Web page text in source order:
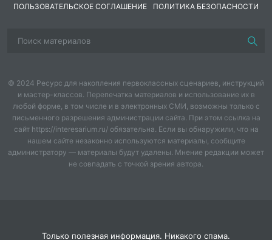
ПОЛЬЗОВАТЕЛЬСКОЕ СОГЛАШЕНИЕ
ПОЛИТИКА БЕЗОПАСНОСТИ
© 2024 Ресурс для накопления первоклассных сценариев, инструкций
и мастер-классов. Перепечатка материалов и использование их в
любой форме, в том числе и в электронных СМИ, возможны только с
письменного разрешения администрации сайта. При этом ссылка на
сайт https://interesarium.ru/ обязательна. Если вы обнаружили, что на
нашем сайте незаконно используются материалы, сообщите
администратору — материалы будут удалены. Мнение редакции может
не совпадать с точкой зрения автора.
Только полезная информация. Никакого спама.